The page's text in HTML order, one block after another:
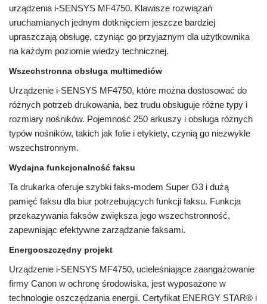
urządzenia i-SENSYS MF4750. Klawisze rozwiązań
uruchamianych jednym dotknięciem jeszcze bardziej
upraszczają obsługę, czyniąc go przyjaznym dla użytkownika
na każdym poziomie wiedzy technicznej.
Wszechstronna obsługa multimediów
Urządzenie i-SENSYS MF4750, które można dostosować do
różnych potrzeb drukowania, bez trudu obsługuje różne typy i
rozmiary nośników. Pojemność 250 arkuszy i obsługa różnych
typów nośników, takich jak folie i etykiety, czynią go niezwykle
wszechstronnym.
Wydajna funkcjonalność faksu
Ta drukarka oferuje szybki faks-modem Super G3 i dużą
pamięć faksu dla biur potrzebujących funkcji faksu. Funkcja
przekazywania faksów zwiększa jego wszechstronność,
zapewniając efektywne zarządzanie faksami.
Energooszczędny projekt
Urządzenie i-SENSYS MF4750, ucieleśniające zaangażowanie
firmy Canon w ochronę środowiska, jest wyposażone w
technologie oszczędzania energii. Certyfikat ENERGY STAR® i